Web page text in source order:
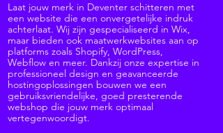
Laat jouw merk in Deventer schitteren met
een website die een onvergetelijke indruk
achterlaat. Wij zijn gespecialiseerd in Wix,
maar bieden ook maatwerkwebsites aan op
platforms zoals Shopify, WordPress,
Webflow en meer. Dankzij onze expertise in
professioneel design en geavanceerde
hostingoplossingen bouwen we een
gebruiksvriendelijke, goed presterende
webshop die jouw merk optimaal
vertegenwoordigt.